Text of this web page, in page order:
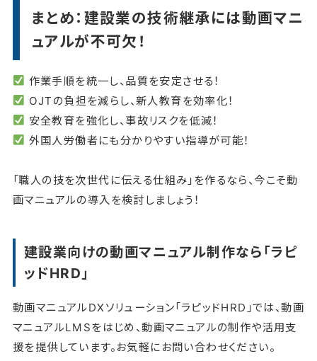
まとめ：建設業の技術継承には動画マニ
ュアルが不可欠！
作業手順を統一し、品質を安定させる！
OJTの負担を減らし、新人教育を効率化！
安全教育を強化し、事故リスクを低減！
外国人労働者にも分かりやすい指導が可能！
「職人の技を次世代に伝える仕組み」を作るなら、今こそ動
画マニュアルの導入を検討しましょう！
建設業向けの動画マニュアル制作なら「ラピ
ッドHRD」
動画マニュアルDXソリューション「ラピッドHRD」では、動画
マニュアルLMSをはじめ、動画マニュアルの制作や活用支
援を提供しています。お気軽にお問い合わせください。